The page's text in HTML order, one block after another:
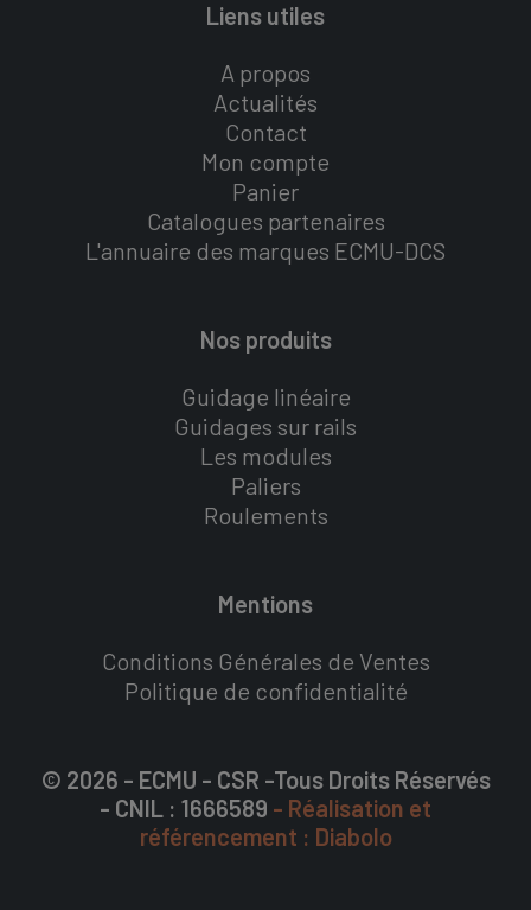
Liens utiles
A propos
Actualités
Contact
Mon compte
Panier
Catalogues partenaires
L'annuaire des marques ECMU-DCS
Nos produits
Guidage linéaire
Guidages sur rails
Les modules
Paliers
Roulements
Mentions
Conditions Générales de Ventes
Politique de confidentialité
© 2026 - ECMU - CSR -Tous Droits Réservés
- CNIL : 1666589 - Réalisation et
référencement : Diabolo